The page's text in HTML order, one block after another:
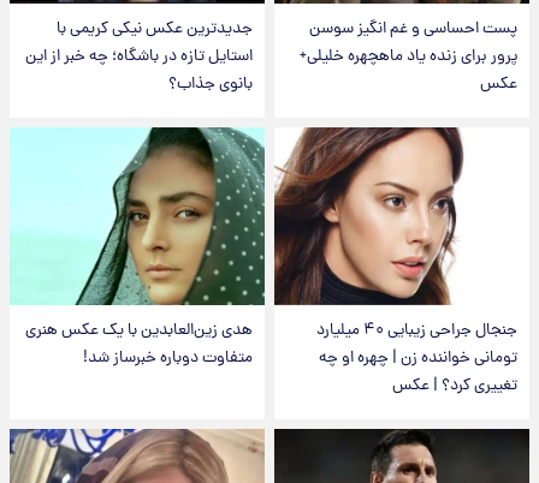
پست احساسی و غم انگیز سوسن
پرور برای زنده یاد ماهچهره خلیلی+
عکس
جدیدترین عکس نیکی کریمی با
استایل تازه در باشگاه؛ چه خبر از این
بانوی جذاب؟
جنجال جراحی زیبایی ۴۰ میلیارد
تومانی خواننده زن | چهره او چه
تغییری کرد؟ | عکس
هدی زین‌العابدین با یک عکس هنری
متفاوت دوباره خبرساز شد!